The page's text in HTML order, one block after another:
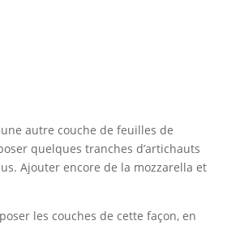
autre couche de feuilles de
quelques tranches d’artichauts
Ajouter encore de la mozzarella et
les couches de cette façon, en